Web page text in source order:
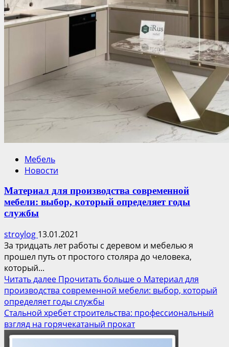
Мебель
Новости
Материал для производства современной
мебели: выбор, который определяет годы
службы
stroylog 13.01.2021
За тридцать лет работы с деревом и мебелью я
прошел путь от простого столяра до человека,
который...
Читать далее Прочитать больше о Материал для
производства современной мебели: выбор, который
определяет годы службы
Стальной хребет строительства: профессиональный
взгляд на горячекатаный прокат